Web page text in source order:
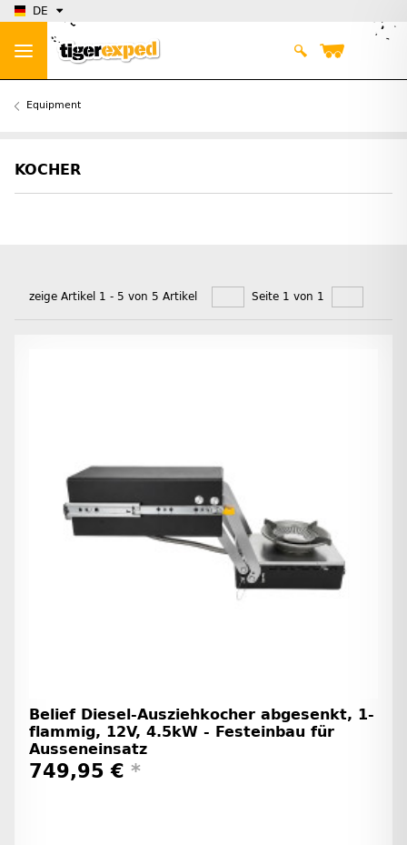
DE
Equipment
KOCHER
zeige Artikel 1 - 5 von 5 Artikel Seite 1 von 1
Belief Diesel-Ausziehkocher abgesenkt, 1-
flammig, 12V, 4.5kW - Festeinbau für
Ausseneinsatz
749,95 € *